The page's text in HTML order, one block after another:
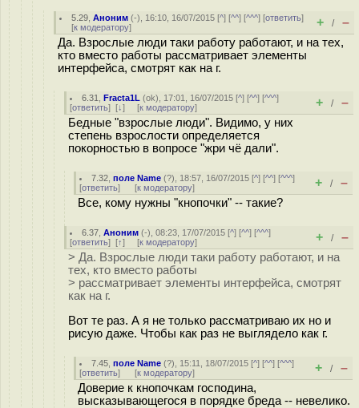
5.29 ,Аноним (-), 16:10, 16/07/2015 [^] [^^] [^^^] [ответить]
[к модератору] + / –
Да. Взрослые люди таки работу работают, и на тех,
кто вместо работы рассматривает элементы
интерфейса, смотрят как на г.
6.31 ,Fracta1L (ok), 17:01, 16/07/2015 [^] [^^] [^^^]
[ответить] [↓] [к модератору] + / –
Бедные "взрослые люди". Видимо, у них
степень взрослости определяется
покорностью в вопросе "жри чё дали".
7.32 ,поле Name (?), 18:57, 16/07/2015 [^] [^^] [^^^]
[ответить] [к модератору] + / –
Все, кому нужны "кнопочки" -- такие?
6.37 ,Аноним (-), 08:23, 17/07/2015 [^] [^^] [^^^]
[ответить] [↑] [к модератору] + / –
> Да. Взрослые люди таки работу работают, и на
тех, кто вместо работы
> рассматривает элементы интерфейса, смотрят
как на г.
Вот те раз. А я не только рассматриваю их но и
рисую даже. Чтобы как раз не выглядело как г.
7.45 ,поле Name (?), 15:11, 18/07/2015 [^] [^^] [^^^]
[ответить] [к модератору] + / –
Доверие к кнопочкам господина,
высказывающегося в порядке бреда -- невелико.